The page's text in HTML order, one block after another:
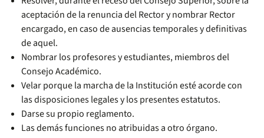
aceptación de la renuncia del Rector y nombrar Rector
encargado, en caso de ausencias temporales y definitivas
de aquel.
Nombrar los profesores y estudiantes, miembros del
Consejo Académico.
Velar porque la marcha de la Institución esté acorde con
las disposiciones legales y los presentes estatutos.
Darse su propio reglamento.
Las demás funciones no atribuidas a otro órgano.